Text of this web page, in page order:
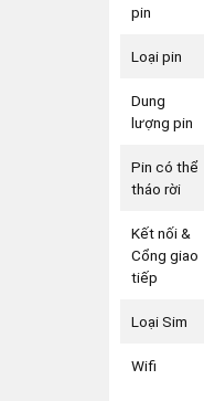
pin
Loại pin
Dung
lượng pin
Pin có thể
tháo rời
Kết nối &
Cổng giao
tiếp
Loại Sim
Wifi